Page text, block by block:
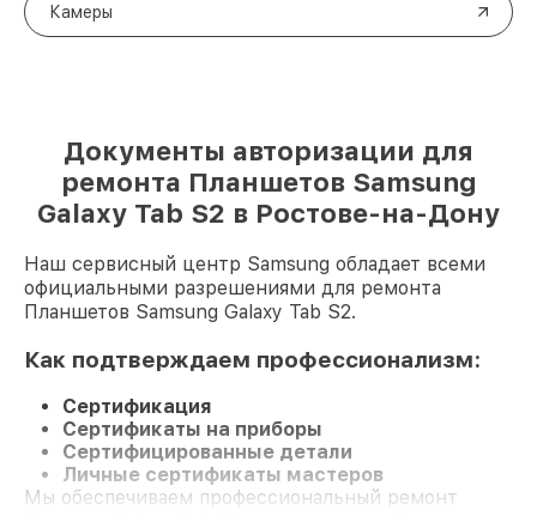
Камеры
Документы авторизации для
ремонта Планшетов Samsung
Galaxy Tab S2 в Ростове-на-Дону
Наш сервисный центр Samsung обладает всеми
официальными разрешениями для ремонта
Планшетов Samsung Galaxy Tab S2.
Как подтверждаем профессионализм:
Сертификация
Сертификаты на приборы
Сертифицированные детали
Личные сертификаты мастеров
Мы обеспечиваем профессиональный ремонт